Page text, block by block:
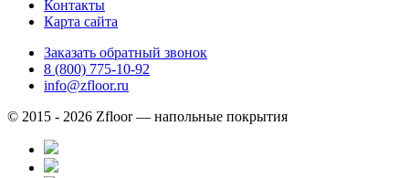
Контакты
Карта сайта
Заказать обратный звонок
8 (800) 775-10-92
info@zfloor.ru
© 2015 - 2026 Zfloor — напольные покрытия